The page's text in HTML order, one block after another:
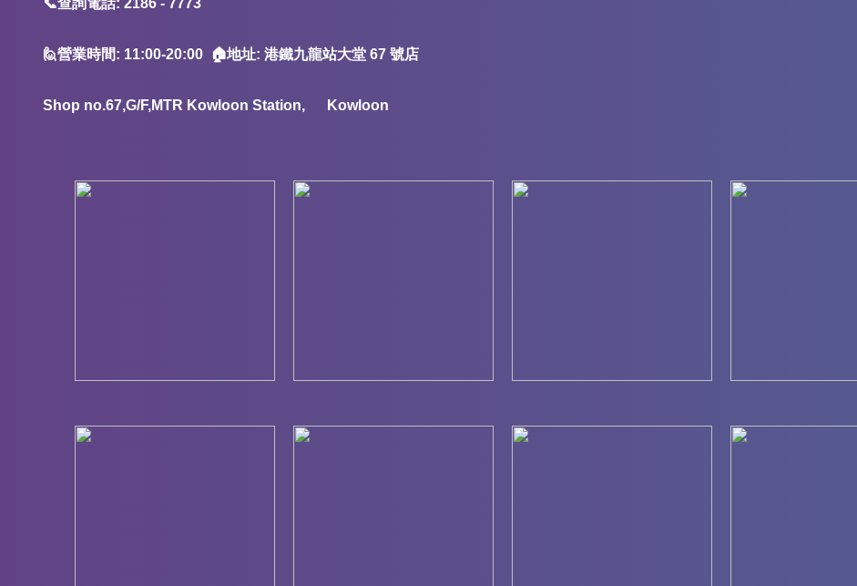
📞查詢電話: 2186 - 7773
🙋營業時間: 11:00-20:00 🏠地址: 港鐵九龍站大堂 67 號店
Shop no.67,G/F,MTR Kowloon Station, Kowloon